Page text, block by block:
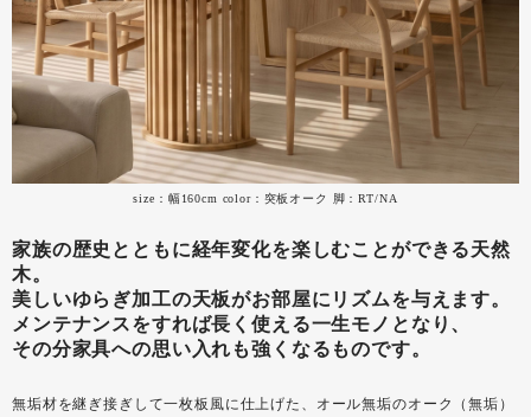
size：幅160cm color：突板オーク 脚：RT/NA
家族の歴史とともに経年変化を楽しむことができる天然
木。
美しいゆらぎ加工の天板がお部屋にリズムを与えます。
メンテナンスをすれば長く使える一生モノとなり、
その分家具への思い入れも強くなるものです。
無垢材を継ぎ接ぎして一枚板風に仕上げた、オール無垢のオーク（無垢）